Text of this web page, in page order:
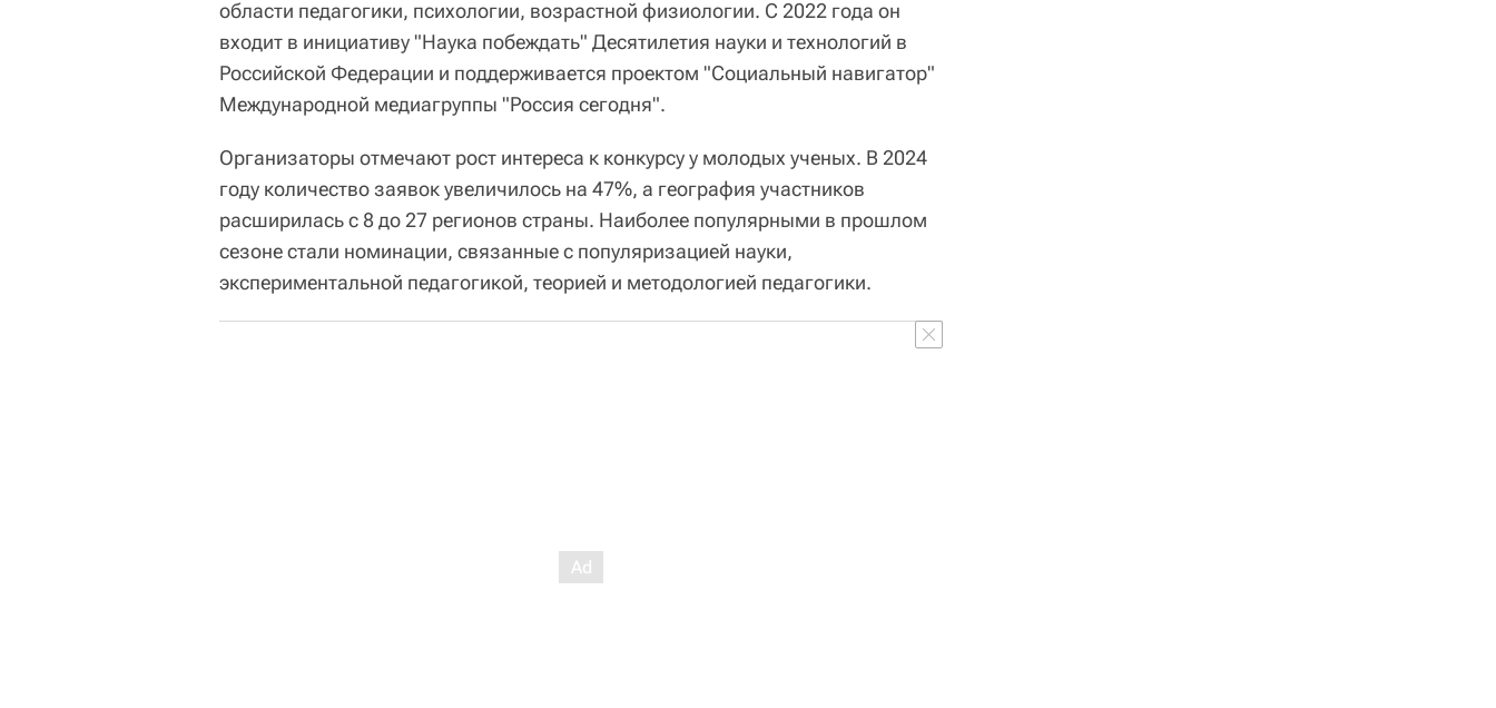
области педагогики, психологии, возрастной физиологии. С 2022 года он
входит в инициативу "Наука побеждать" Десятилетия науки и технологий в
Российской Федерации и поддерживается проектом "Социальный навигатор"
Международной медиагруппы "Россия сегодня".
Организаторы отмечают рост интереса к конкурсу у молодых ученых. В 2024
году количество заявок увеличилось на 47%, а география участников
расширилась с 8 до 27 регионов страны. Наиболее популярными в прошлом
сезоне стали номинации, связанные с популяризацией науки,
экспериментальной педагогикой, теорией и методологией педагогики.